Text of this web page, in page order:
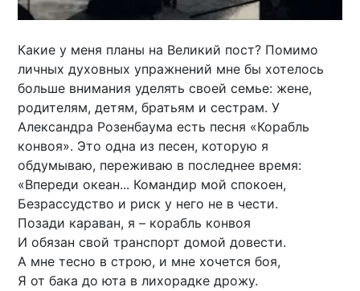
Какие у меня планы на Великий пост? Помимо
личных духовных упражнений мне бы хотелось
больше внимания уделять своей семье: жене,
родителям, детям, братьям и сестрам. У
Александра Розенбаума есть песня «Корабль
конвоя». Это одна из песен, которую я
обдумываю, переживаю в последнее время:
«Впереди океан... Командир мой спокоен,
Безрассудство и риск у него не в чести.
Позади караван, я – корабль конвоя
И обязан свой транспорт домой довести.
А мне тесно в строю, и мне хочется боя,
Я от бака до юта в лихорадке дрожу.